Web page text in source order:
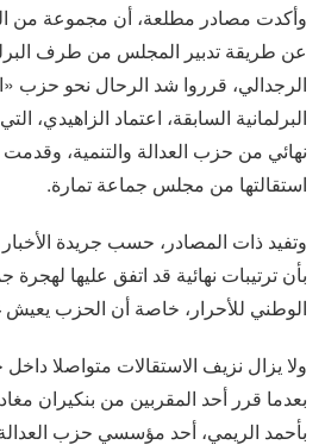
وأكدت مصادر مطلعة، أن مجموعة من
عن طريقة تدبير المجلس من طرف
الرجدالي، قرروا شد الرحال نحو حزب
البرلمانية السابقة، اعتماد الزاهيدي،
نهائي من حزب العدالة والتنمية،
استقالتها من مجلس جماعة تمارة.
وتفيد ذات المصادر، حسب جريدة الأخبار
بأن ترتيبات نهائية قد اتفق عليها
الوطني للأحرار، خاصة أن الحزب يعيش
ولا يزال نزيف الاستقالات متواصلا داخل
بعدما قرر أحد المقربين من بنكيران
بأحمد الريمي، أحد مؤسسي حزب العدالة